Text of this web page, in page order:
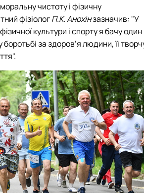
чистоту і фізичну
фізіологП.К. Анохінзазначив: "У
культури і спорту я бачу один
боротьбі за здоров’я людини, її